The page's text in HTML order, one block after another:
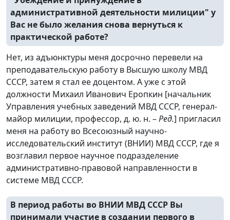
административной деятельности милиции" у
Вас не было желания снова вернуться к
практической работе?
Нет, из адъюнктуры меня досрочно перевели на
преподавательскую работу в Высшую школу МВД
СССР, затем я стал ее доцентом. А уже с этой
должности Михаил Иванович Еропкин [начальник
Управления учебных заведений МВД СССР, генерал-
майор милиции, профессор, д. ю. н. –Ред.] пригласил
меня на работу во Всесоюзный научно-
исследовательский институт (ВНИИ) МВД СССР, где я
возглавил первое научное подразделение
административно-правовой направленности в
системе МВД СССР.
В период работы во ВНИИ МВД СССР Вы
принимали участие в создании первого в